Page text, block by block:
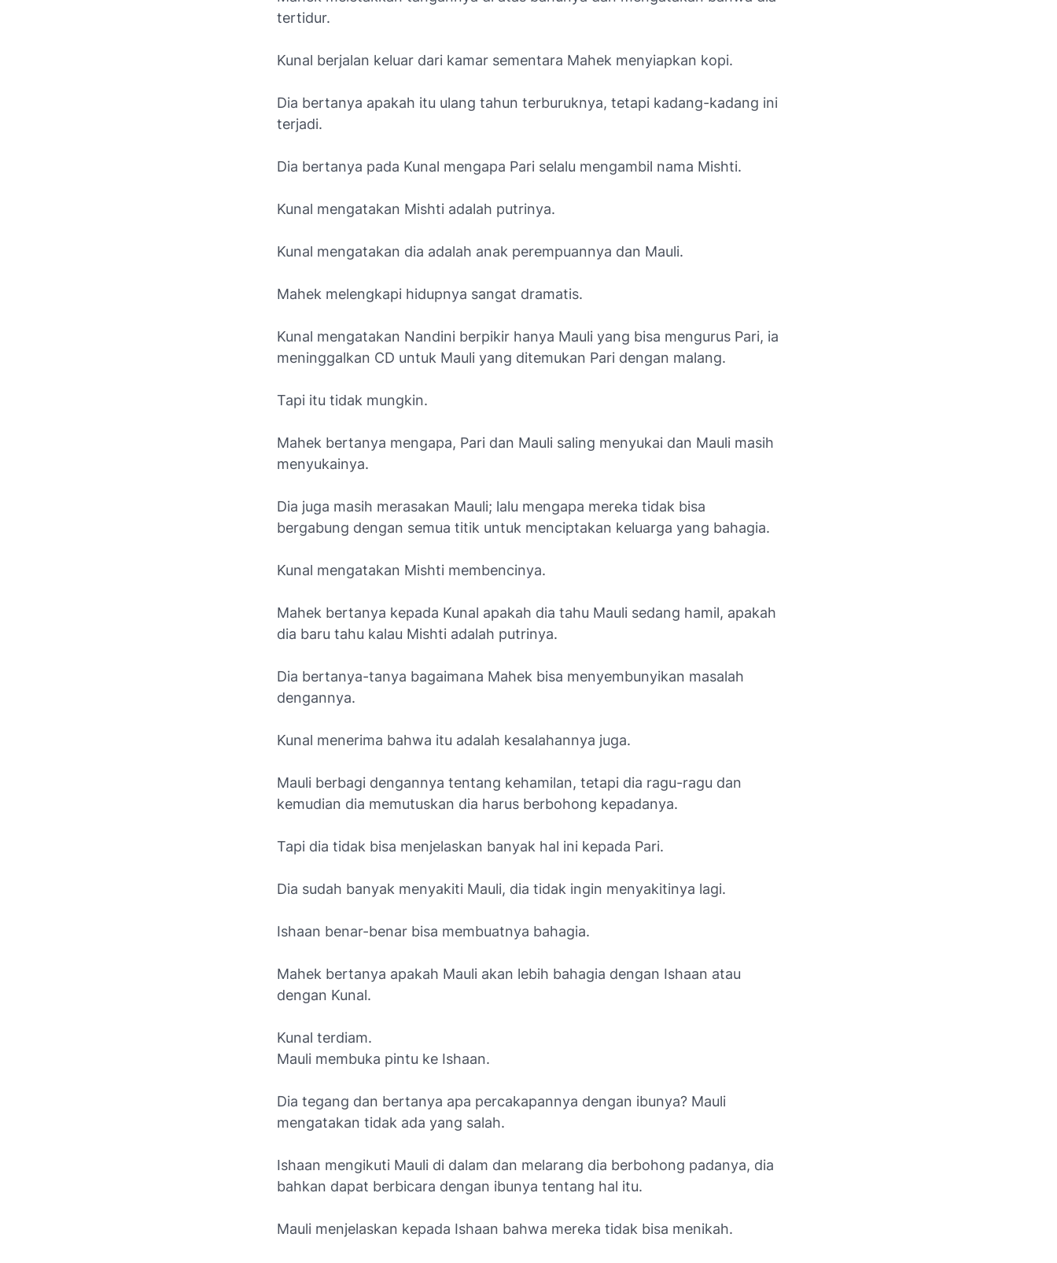
tertidur.
Kunal berjalan keluar dari kamar sementara Mahek menyiapkan kopi.
Dia bertanya apakah itu ulang tahun terburuknya, tetapi kadang-kadang ini
terjadi.
Dia bertanya pada Kunal mengapa Pari selalu mengambil nama Mishti.
Kunal mengatakan Mishti adalah putrinya.
Kunal mengatakan dia adalah anak perempuannya dan Mauli.
Mahek melengkapi hidupnya sangat dramatis.
Kunal mengatakan Nandini berpikir hanya Mauli yang bisa mengurus Pari, ia
meninggalkan CD untuk Mauli yang ditemukan Pari dengan malang.
Tapi itu tidak mungkin.
Mahek bertanya mengapa, Pari dan Mauli saling menyukai dan Mauli masih
menyukainya.
Dia juga masih merasakan Mauli; lalu mengapa mereka tidak bisa
bergabung dengan semua titik untuk menciptakan keluarga yang bahagia.
Kunal mengatakan Mishti membencinya.
Mahek bertanya kepada Kunal apakah dia tahu Mauli sedang hamil, apakah
dia baru tahu kalau Mishti adalah putrinya.
Dia bertanya-tanya bagaimana Mahek bisa menyembunyikan masalah
dengannya.
Kunal menerima bahwa itu adalah kesalahannya juga.
Mauli berbagi dengannya tentang kehamilan, tetapi dia ragu-ragu dan
kemudian dia memutuskan dia harus berbohong kepadanya.
Tapi dia tidak bisa menjelaskan banyak hal ini kepada Pari.
Dia sudah banyak menyakiti Mauli, dia tidak ingin menyakitinya lagi.
Ishaan benar-benar bisa membuatnya bahagia.
Mahek bertanya apakah Mauli akan lebih bahagia dengan Ishaan atau
dengan Kunal.
Kunal terdiam.
Mauli membuka pintu ke Ishaan.
Dia tegang dan bertanya apa percakapannya dengan ibunya? Mauli
mengatakan tidak ada yang salah.
Ishaan mengikuti Mauli di dalam dan melarang dia berbohong padanya, dia
bahkan dapat berbicara dengan ibunya tentang hal itu.
Mauli menjelaskan kepada Ishaan bahwa mereka tidak bisa menikah.